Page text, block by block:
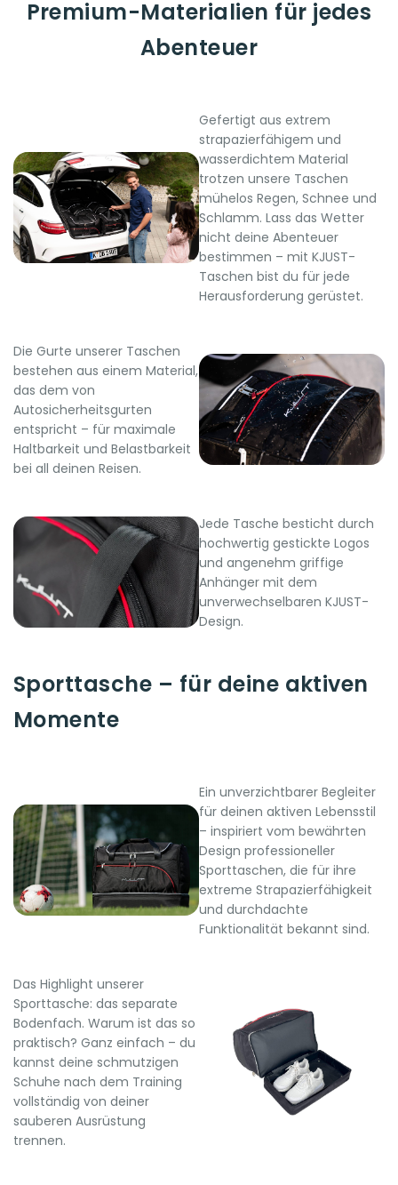
Premium-Materialien für jedes
Abenteuer
Gefertigt aus extrem
strapazierfähigem und
wasserdichtem Material
trotzen unsere Taschen
mühelos Regen, Schnee und
Schlamm. Lass das Wetter
nicht deine Abenteuer
bestimmen – mit KJUST-
Taschen bist du für jede
Herausforderung gerüstet.
Die Gurte unserer Taschen
bestehen aus einem Material,
das dem von
Autosicherheitsgurten
entspricht – für maximale
Haltbarkeit und Belastbarkeit
bei all deinen Reisen.
Jede Tasche besticht durch
hochwertig gestickte Logos
und angenehm griffige
Anhänger mit dem
unverwechselbaren KJUST-
Design.
Sporttasche – für deine aktiven
Momente
Ein unverzichtbarer Begleiter
für deinen aktiven Lebensstil
– inspiriert vom bewährten
Design professioneller
Sporttaschen, die für ihre
extreme Strapazierfähigkeit
und durchdachte
Funktionalität bekannt sind.
Das Highlight unserer
Sporttasche: das separate
Bodenfach. Warum ist das so
praktisch? Ganz einfach – du
kannst deine schmutzigen
Schuhe nach dem Training
vollständig von deiner
sauberen Ausrüstung
trennen.